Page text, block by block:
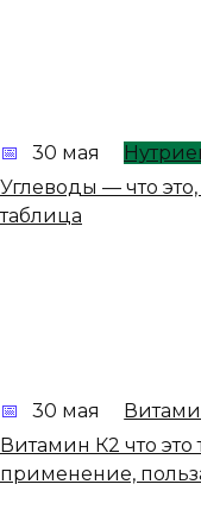
30 мая
Углеводы — что
таблица
30 мая
Витамин К2 что это
применение,